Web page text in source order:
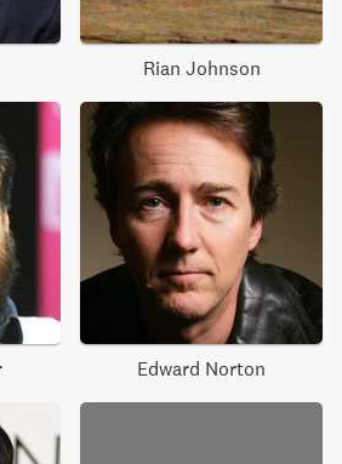
Rian Johnson
Edward Norton